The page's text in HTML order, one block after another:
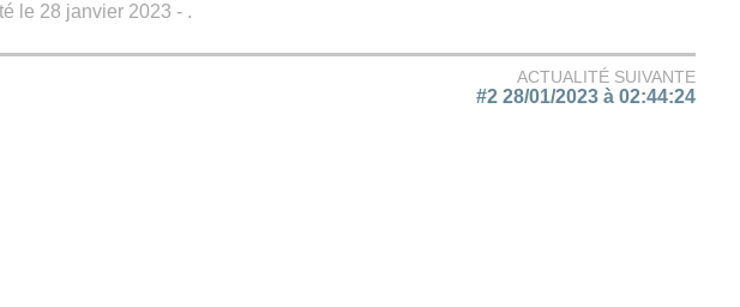
le 28 janvier 2023 - .
ACTUALITÉ SUIVANTE
#2 28/01/2023 à 02:44:24